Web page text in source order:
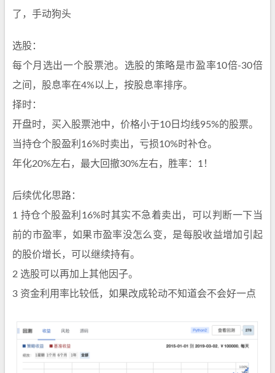
了，手动狗头
选股：
每个月选出一个股票池。选股的策略是市盈率10倍-30倍
之间，股息率在4%以上，按股息率排序。
择时：
开盘时，买入股票池中，价格小于10日均线95%的股票。
当持仓个股盈利16%时卖出，亏损10%时补仓。
年化20%左右，最大回撤30%左右，胜率：1！
后续优化思路：
1 持仓个股盈利16%时其实不急着卖出，可以判断一下当
前的市盈率，如果市盈率没怎么变，是每股收益增加引起
的股价增长，可以继续持有。
2 选股可以再加上其他因子。
3 资金利用率比较低，如果改成轮动不知道会不会好一点